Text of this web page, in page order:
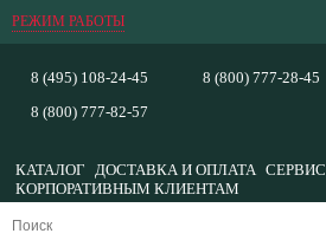
РЕЖИМ РАБОТЫ
8 (495) 108-24-45
8 (800) 777-82-57
8 (800) 777-28-45
КАТАЛОГ ДОСТАВКА И ОПЛАТА СЕРВИС
КОРПОРАТИВНЫМ КЛИЕНТАМ